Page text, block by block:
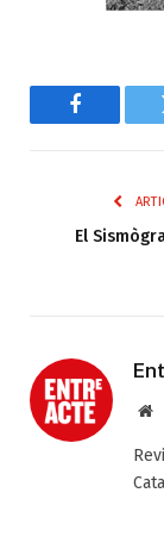
Facebook
El